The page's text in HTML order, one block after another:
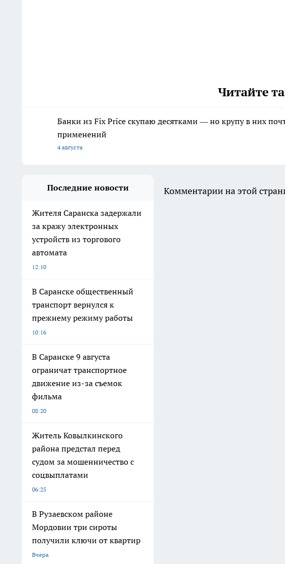
Читайте
Банки из Fix Price скупаю десятками — но крупу в них
применений
4 августа
Последние новости
Жителя Саранска задержали
за кражу электронных
устройств из торгового
автомата
12:10
В Саранске общественный
транспорт вернулся к
прежнему режиму работы
10:16
В Саранске 9 августа
ограничат транспортное
движение из-за съемок
фильма
08:20
Житель Ковылкинского
района предстал перед
судом за мошенничество с
соцвыплатами
06:25
В Рузаевском районе
Мордовии три сироты
получили ключи от квартир
Вчера
Комментарии на этой